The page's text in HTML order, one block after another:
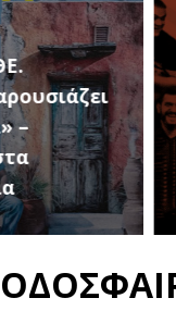
Brass
Κώστας
στο 1ο
του